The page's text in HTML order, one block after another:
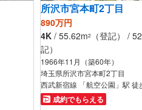
所沢市宮本町2丁目
890万円
4K / 55.62m2
（登記） /
記）
1966年11月（築60年）
埼玉県所沢市宮本町2丁目
西武新宿線 「航空公園」駅 徒
成約でもらえる